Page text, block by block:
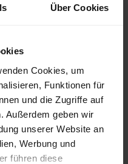
Über Cookies
Cookies, um
Funktionen für
und die Zugriffe auf
Außerdem geben wir
unserer Website an
Werbung und
führen diese
Weiterbildung
Miteinander